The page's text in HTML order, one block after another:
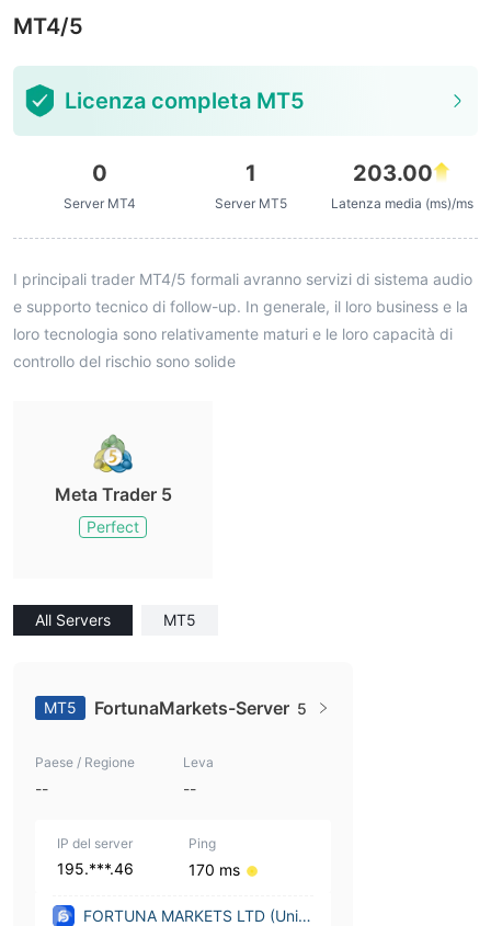
MT4/5
Licenza completa MT5
0
Server MT4
1
Server MT5
203.00
Latenza media (ms)/ms
I principali trader MT4/5 formali avranno servizi di sistema audio
e supporto tecnico di follow-up. In generale, il loro business e la
loro tecnologia sono relativamente maturi e le loro capacità di
controllo del rischio sono solide
Meta Trader 5
Perfect
All Servers MT5
MT5 FortunaMarkets-Server 5
Paese / Regione
--
Leva
--
IP del server
195.***.46
Ping
170 ms
FORTUNA MARKETS LTD (Unite